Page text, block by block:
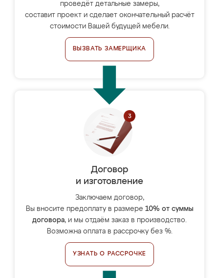
проведёт детальные замеры,
составит проект и сделает окончательный расчёт
стоимости Вашей будущей мебели.
ВЫЗВАТЬ ЗАМЕРЩИКА
Договор
и изготовление
Заключаем договор,
Вы вносите предоплату в размере 10% от суммы
договора, и мы отдаём заказ в производство.
Возможна оплата в рассрочку без %.
УЗНАТЬ О РАССРОЧКЕ